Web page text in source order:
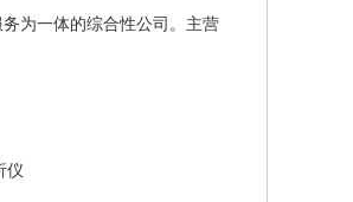
为一体的综合性公司。主营
仪